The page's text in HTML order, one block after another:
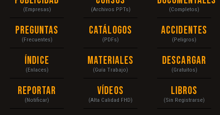
(Empresas)
Preguntas
(Frecuentes)
Índice
(Enlaces)
Reportar
(Notificar)
(Archivos PPTs)
Catálogos
(PDFs)
Materiales
(Guía Trabajo)
Vídeos
(Alta Calidad FHD)
(Completos)
Accidentes
(Peligros)
Descargar
(Gratuitos)
Libros
(Sin Registrarse)